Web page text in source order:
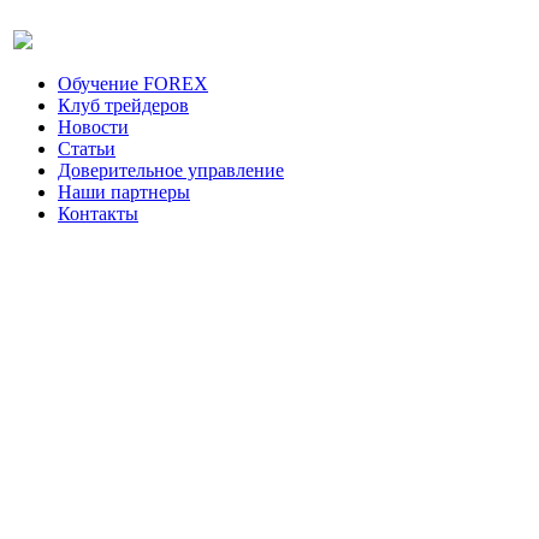
Обучение FOREX
Клуб трейдеров
Новости
Статьи
Доверительное управление
Наши партнеры
Контакты